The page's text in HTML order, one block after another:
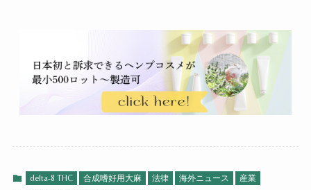
delta-8 THC 合成嗜好用大麻 法律 海外ニュース
産業